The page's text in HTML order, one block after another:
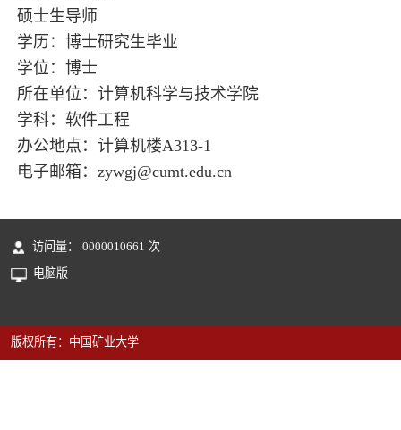
硕士生导师
学历：博士研究生毕业
学位：博士
所在单位：计算机科学与技术学院
学科：软件工程
办公地点：计算机楼A313-1
电子邮箱： zywgj@cumt.edu.cn
访问量： 0000010661 次
电脑版
版权所有：中国矿业大学